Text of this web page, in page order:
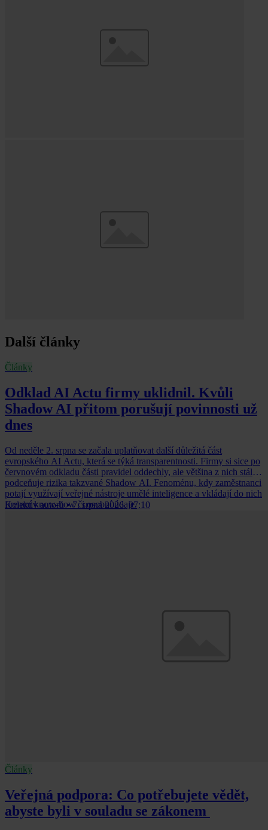
Další články
Články
Odklad AI Actu firmy uklidnil. Kvůli
Shadow AI přitom porušují povinnosti už
dnes
Od neděle 2. srpna se začala uplatňovat další důležitá část
evropského AI Actu, která se týká transparentnosti. Firmy si sice po
červnovém odkladu části pravidel oddechly, ale většina z nich stále
podceňuje rizika takzvané Shadow AI. Fenoménu, kdy zaměstnanci
potají využívají veřejné nástroje umělé inteligence a vkládají do nich
firemní know-how či osobní údaje.
Kolektiv autorů • 7. srpna 2026, 07:10
Články
Veřejná podpora: Co potřebujete vědět,
abyste byli v souladu se zákonem